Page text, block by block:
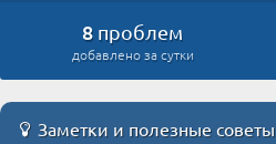
8 проблем
добавлено за сутки
Заметки и полезные советы